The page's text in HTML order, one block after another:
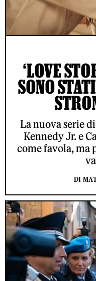
‘LOVE
SONO
La nuova serie
Kennedy Jr. e
come favola, ma
DI